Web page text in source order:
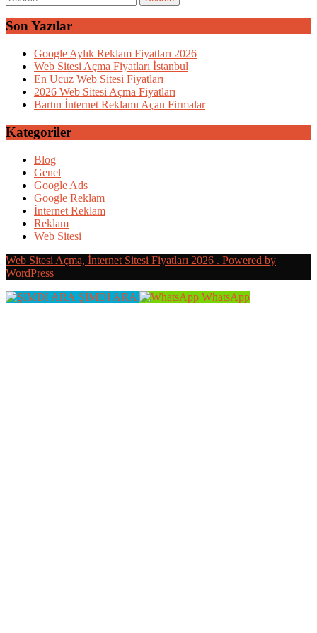
Son Yazılar
Google Aylık Reklam Fiyatları 2026
Web Sitesi Açma Fiyatları İstanbul
En Ucuz Web Sitesi Fiyatları
2026 Web Sitesi Açma Fiyatları
Bartın İnternet Reklamı Açan Firmalar
Kategoriler
Blog
Genel
Google Ads
Google Reklam
İnternet Reklam
Reklam
Web Sitesi
Web Sitesi Açma, İnternet Sitesi Fiyatları 2026 . Powered by
WordPress
ŞİMDİ ARA
WhatsApp